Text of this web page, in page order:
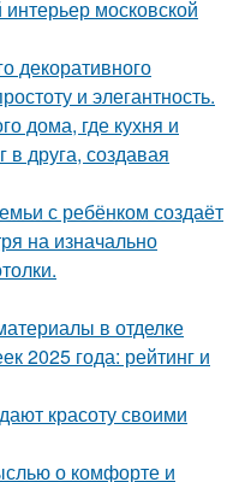
московской
декоративного
и элегантность.
дома, где кухня и
в друга, создавая
с ребёнком создаёт
на изначально
в отделке
2025 года: рейтинг и
красоту своими
о комфорте и